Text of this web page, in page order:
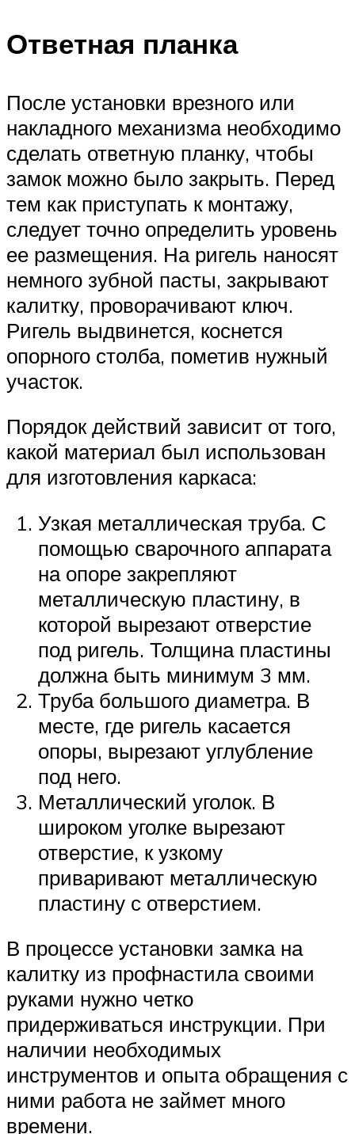
Ответная планка
После установки врезного или
накладного механизма необходимо
сделать ответную планку, чтобы
замок можно было закрыть. Перед
тем как приступать к монтажу,
следует точно определить уровень
ее размещения. На ригель наносят
немного зубной пасты, закрывают
калитку, проворачивают ключ.
Ригель выдвинется, коснется
опорного столба, пометив нужный
участок.
Порядок действий зависит от того,
какой материал был использован
для изготовления каркаса:
Узкая металлическая труба. С
помощью сварочного аппарата
на опоре закрепляют
металлическую пластину, в
которой вырезают отверстие
под ригель. Толщина пластины
должна быть минимум 3 мм.
Труба большого диаметра. В
месте, где ригель касается
опоры, вырезают углубление
под него.
Металлический уголок. В
широком уголке вырезают
отверстие, к узкому
приваривают металлическую
пластину с отверстием.
В процессе установки замка на
калитку из профнастила своими
руками нужно четко
придерживаться инструкции. При
наличии необходимых
инструментов и опыта обращения с
ними работа не займет много
времени.